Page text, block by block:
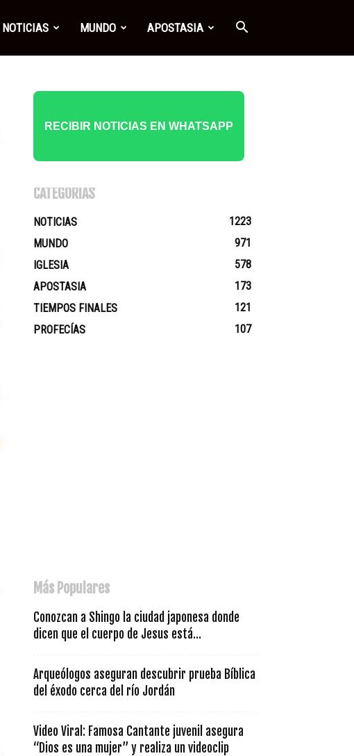
NOTICIAS MUNDO APOSTASIA
RECIBIR NOTICIAS EN WHATSAPP
CATEGORÍAS
NOTICIAS
1223
MUNDO
971
IGLESIA
578
APOSTASIA
173
TIEMPOS FINALES
121
PROFECÍAS
107
Más Populares
Conozcan a Shingo la ciudad japonesa donde
dicen que el cuerpo de Jesus está...
Arqueólogos aseguran descubrir prueba Bíblica
del éxodo cerca del río Jordán
Video Viral: Famosa Cantante juvenil asegura
“Dios es una mujer” y realiza un videoclip